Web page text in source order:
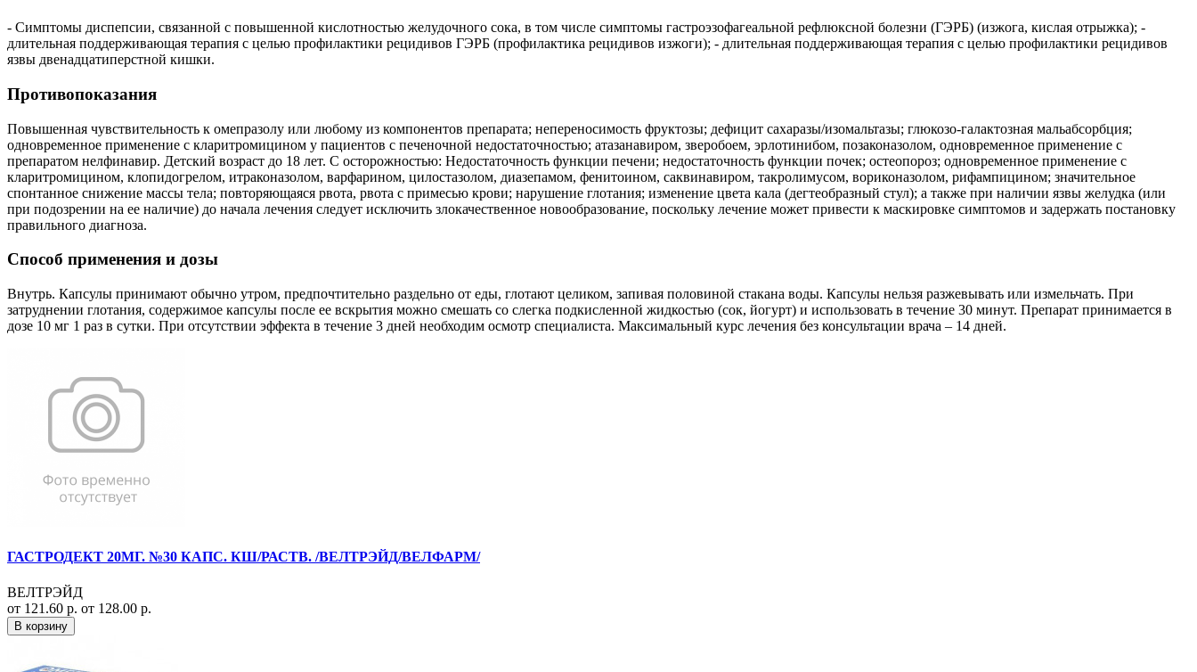
- Симптомы диспепсии, связанной с повышенной кислотностью желудочного сока, в том числе симптомы гастроэзофагеальной рефлюксной болезни (ГЭРБ) (изжога, кислая отрыжка); -
длительная поддерживающая терапия с целью профилактики рецидивов ГЭРБ (профилактика рецидивов изжоги); - длительная поддерживающая терапия с целью профилактики рецидивов
язвы двенадцатиперстной кишки.
Противопоказания
Повышенная чувствительность к омепразолу или любому из компонентов препарата; непереносимость фруктозы; дефицит сахаразы/изомальтазы; глюкозо-галактозная мальабсорбция;
одновременное применение с кларитромицином у пациентов с печеночной недостаточностью; атазанавиром, зверобоем, эрлотинибом, позаконазолом, одновременное применение с
препаратом нелфинавир. Детский возраст до 18 лет. С осторожностью: Недостаточность функции печени; недостаточность функции почек; остеопороз; одновременное применение с
кларитромицином, клопидогрелом, итраконазолом, варфарином, цилостазолом, диазепамом, фенитоином, саквинавиром, такролимусом, вориконазолом, рифампицином; значительное
спонтанное снижение массы тела; повторяющаяся рвота, рвота с примесью крови; нарушение глотания; изменение цвета кала (дегтеобразный стул); а также при наличии язвы желудка (или
при подозрении на ее наличие) до начала лечения следует исключить злокачественное новообразование, поскольку лечение может привести к маскировке симптомов и задержать постановку
правильного диагноза.
Способ применения и дозы
Внутрь. Капсулы принимают обычно утром, предпочтительно раздельно от еды, глотают целиком, запивая половиной стакана воды. Капсулы нельзя разжевывать или измельчать. При
затруднении глотания, содержимое капсулы после ее вскрытия можно смешать со слегка подкисленной жидкостью (сок, йогурт) и использовать в течение 30 минут. Препарат принимается в
дозе 10 мг 1 раз в сутки. При отсутствии эффекта в течение 3 дней необходим осмотр специалиста. Максимальный курс лечения без консультации врача – 14 дней.
ГАСТРОДЕКТ 20МГ. №30 КАПС. КШ/РАСТВ. /ВЕЛТРЭЙД/ВЕЛФАРМ/
ВЕЛТРЭЙД
от 121.60 р. от 128.00 р.
В корзину